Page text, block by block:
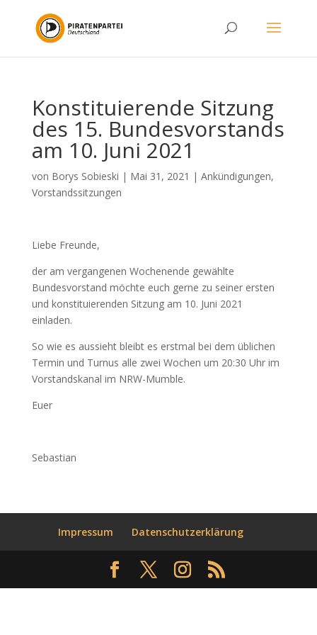
Konstituierende Sitzung
des 15. Bundesvorstands
am 10. Juni 2021
von Borys Sobieski | Mai 31, 2021 | Ankündigungen,
Vorstandssitzungen
Liebe Freunde,
der am vergangenen Wochenende gewählte
Bundesvorstand möchte euch gerne zu seiner ersten
und konstituierenden Sitzung am 10. Juni 2021
einladen.
So wie es aussieht bleibt es erstmal bei dem üblichen
Termin und Turnus alle zwei Wochen um 20:30 Uhr im
Vorstandskanal im NRW-Mumble.
Euer
Sebastian
Impressum Datenschutzerklärung